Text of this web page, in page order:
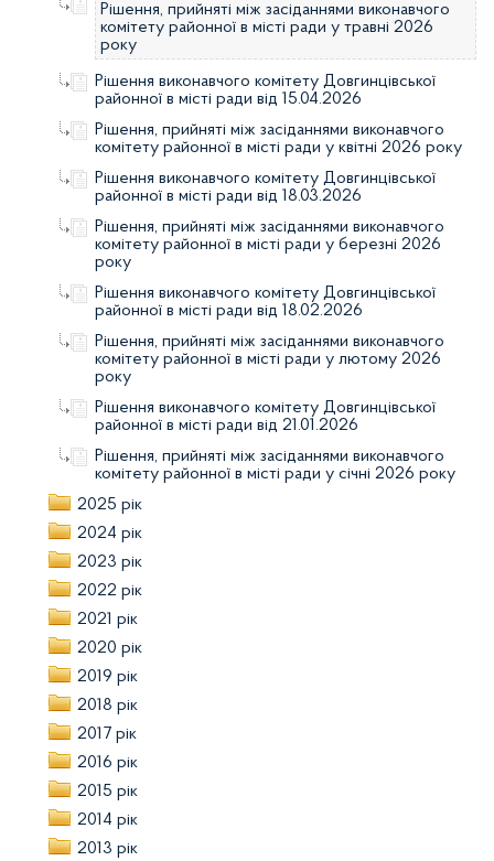
Рішення, прийняті між засіданнями виконавчого
комітету районної в місті ради у травні 2026
року
Рішення виконавчого комітету Довгинцівської
районної в місті ради від 15.04.2026
Рішення, прийняті між засіданнями виконавчого
комітету районної в місті ради у квітні 2026 року
Рішення виконавчого комітету Довгинцівської
районної в місті ради від 18.03.2026
Рішення, прийняті між засіданнями виконавчого
комітету районної в місті ради у березні 2026
року
Рішення виконавчого комітету Довгинцівської
районної в місті ради від 18.02.2026
Рішення, прийняті між засіданнями виконавчого
комітету районної в місті ради у лютому 2026
року
Рішення виконавчого комітету Довгинцівської
районної в місті ради від 21.01.2026
Рішення, прийняті між засіданнями виконавчого
комітету районної в місті ради у січні 2026 року
2025 рік
2024 рік
2023 рік
2022 рік
2021 рік
2020 рік
2019 рік
2018 рік
2017 рік
2016 рік
2015 рік
2014 рік
2013 рік